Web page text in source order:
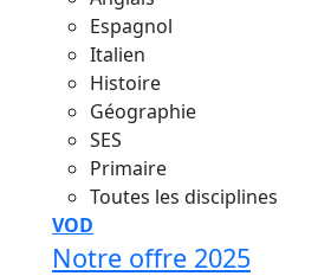
Espagnol
Italien
Histoire
Géographie
SES
Primaire
Toutes les disciplines
VOD
Notre offre 2025